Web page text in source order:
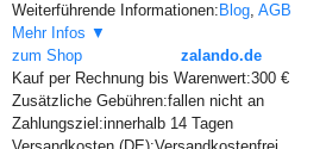
Weiterführende Informationen: Blog, AGB
Mehr Infos ▼
zum Shop
zalando.de
Kauf per Rechnung bis Warenwert:300 €
Zusätzliche Gebühren:fallen nicht an
Zahlungsziel:innerhalb 14 Tagen